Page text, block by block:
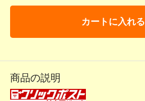
カートに入れる
商品の説明